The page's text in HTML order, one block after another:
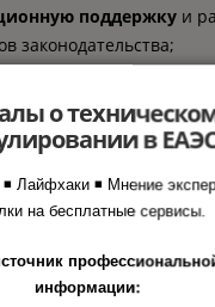
поддержку и
законодательства;
и возможность
поиски подрядчиков —
разрешительные
игрушки.
о
в
Лайфхаки ◾ Мнение
на бесплатные сервисы.
информации: